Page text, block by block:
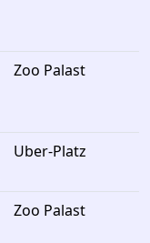
Zoo Palast
Uber-Platz
Zoo Palast